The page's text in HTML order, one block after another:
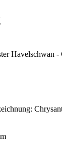
Havelschwan